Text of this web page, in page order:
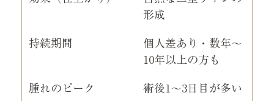
形成
持続期間
個人差あり・数年〜
10年以上の方も
腫れのピーク 術後1〜3日目が多い